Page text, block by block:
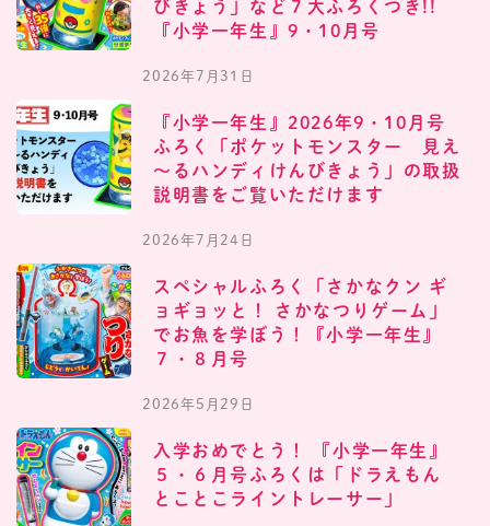
びきょう」など７大ふろくつき!!
『小学一年生』9・10月号
2026年7月31日
『小学一年生』2026年9・10月号
ふろく「ポケットモンスター 見え
～るハンディけんびきょう」の取扱
説明書をご覧いただけます
2026年7月24日
スペシャルふろく「さかなクン ギ
ョギョッと！ さかなつりゲーム」
でお魚を学ぼう！『小学一年生』
７・８月号
2026年5月29日
入学おめでとう！ 『小学一年生』
５・６月号ふろくは「ドラえもん
とことこライントレーサー」